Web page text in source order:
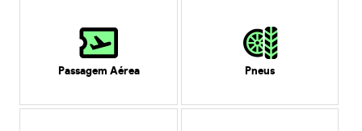
Passagem Aérea Pneus